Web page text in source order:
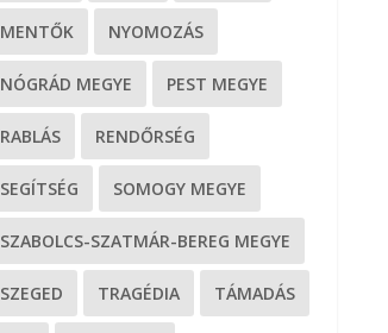
MENTŐK NYOMOZÁS
NÓGRÁD MEGYE PEST MEGYE
RABLÁS RENDŐRSÉG
SEGÍTSÉG SOMOGY MEGYE
SZABOLCS-SZATMÁR-BEREG MEGYE
SZEGED TRAGÉDIA TÁMADÁS